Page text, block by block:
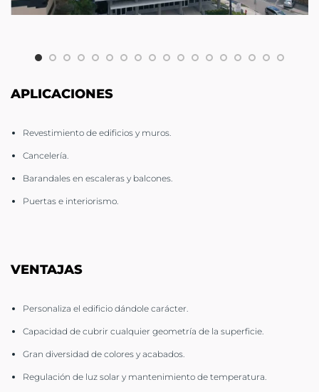
APLICACIONES
Revestimiento de edificios y muros.
Cancelería.
Barandales en escaleras y balcones.
Puertas e interiorismo.
VENTAJAS
Personaliza el edificio dándole carácter.
Capacidad de cubrir cualquier geometría de la superficie.
Gran diversidad de colores y acabados.
Regulación de luz solar y mantenimiento de temperatura.